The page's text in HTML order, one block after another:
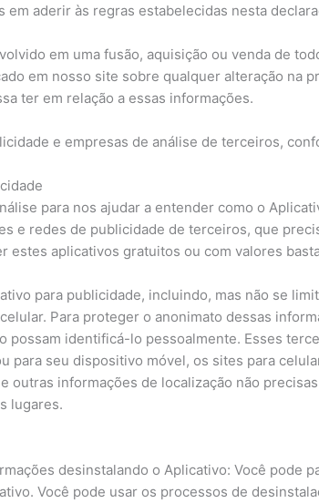
em aderir às regras estabelecidas nesta
em uma fusão, aquisição ou venda de
em nosso site sobre qualquer alteração na
ter em relação a essas informações.
e empresas de análise de terceiros,
para nos ajudar a entender como o
e redes de publicidade de terceiros, que
estes aplicativos gratuitos ou com valores
para publicidade, incluindo, mas não se
Para proteger o anonimato dessas
possam identificá-lo pessoalmente. Esses
para seu dispositivo móvel, os sites para
outras informações de localização não
lugares.
desinstalando o Aplicativo: Você pode
Você pode usar os processos de